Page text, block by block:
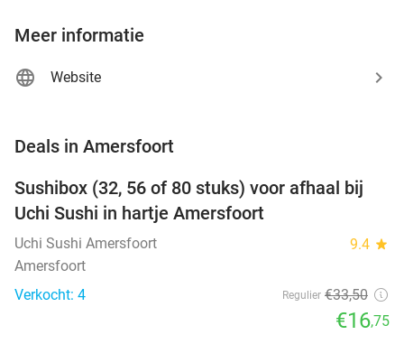
Meer informatie
Website
Deals in Amersfoort
50%
TODAY
Sushibox (32, 56 of 80 stuks) voor afhaal bij
Uchi Sushi in hartje Amersfoort
Uchi Sushi Amersfoort 9.4 star
Amersfoort
Verkocht: 4
Regulier €33,50
€16,75